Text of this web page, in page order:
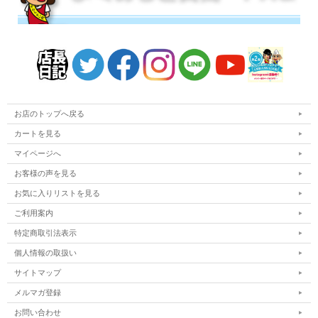
お店のトップへ戻る
カートを見る
マイページへ
お客様の声を見る
お気に入りリストを見る
ご利用案内
特定商取引法表示
個人情報の取扱い
サイトマップ
メルマガ登録
お問い合わせ